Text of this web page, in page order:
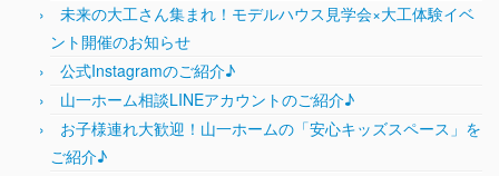
未来の大工さん集まれ！モデルハウス見学会×大工体験イベ
ント開催のお知らせ
公式Instagramのご紹介♪
山一ホーム相談LINEアカウントのご紹介♪
お子様連れ大歓迎！山一ホームの「安心キッズスペース」を
ご紹介♪